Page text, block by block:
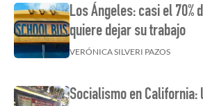
Los Ángeles: casi el 70%
quiere dejar su trabajo
VERÓNICA SILVERI PAZOS
Socialismo en